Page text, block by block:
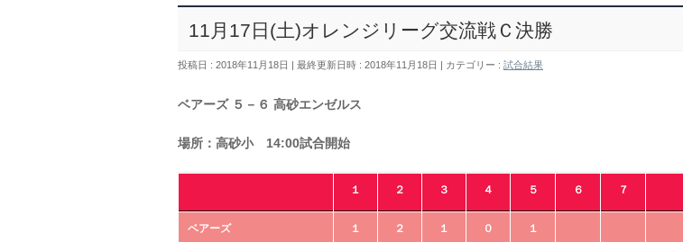
11月17日(土)オレンジリーグ交流戦Ｃ決勝
投稿日 : 2018年11月18日 最終更新日時 : 2018年11月18日 カテゴリー : 試合結果
ベアーズ ５－６ 高砂エンゼルス
場所：高砂小 14:00試合開始
１ ２ ３ ４ ５ ６ ７
ベアーズ １ ２ １ ０ １